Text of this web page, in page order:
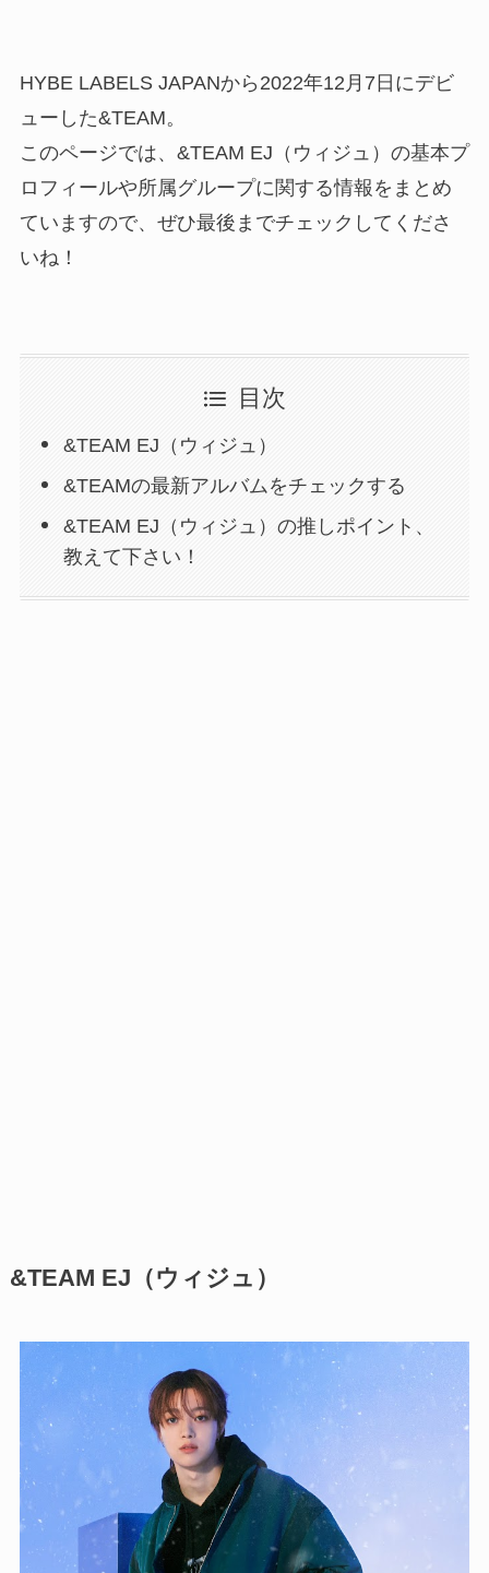
HYBE LABELS JAPANから2022年12月7日にデビ
ューした&TEAM。
このページでは、&TEAM EJ（ウィジュ）の基本プ
ロフィールや所属グループに関する情報をまとめ
ていますので、ぜひ最後までチェックしてくださ
いね！
目次
&TEAM EJ（ウィジュ）
&TEAMの最新アルバムをチェックする
&TEAM EJ（ウィジュ）の推しポイント、
教えて下さい！
&TEAM EJ（ウィジュ）